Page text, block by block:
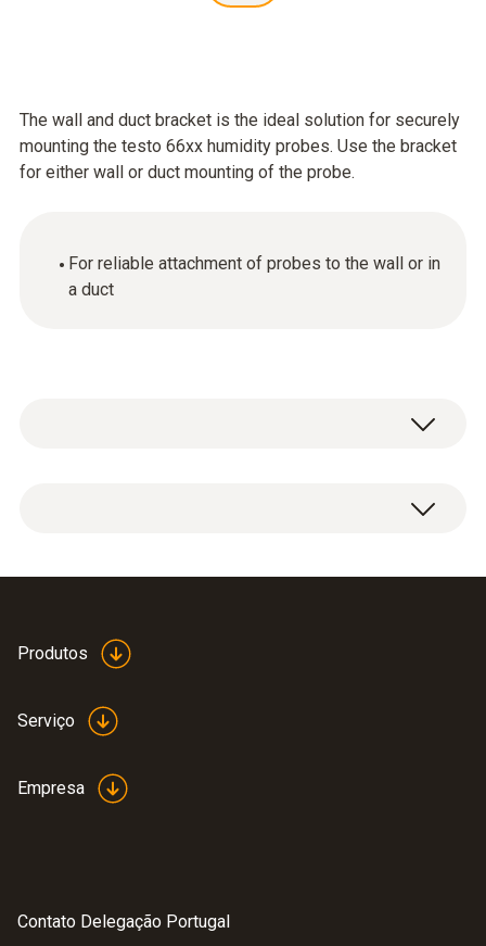
The wall and duct bracket is the ideal solution for securely
mounting the testo 66xx humidity probes. Use the bracket
for either wall or duct mounting of the probe.
For reliable attachment of probes to the wall or in
a duct
Produtos
Serviço
Empresa
Contato Delegação Portugal